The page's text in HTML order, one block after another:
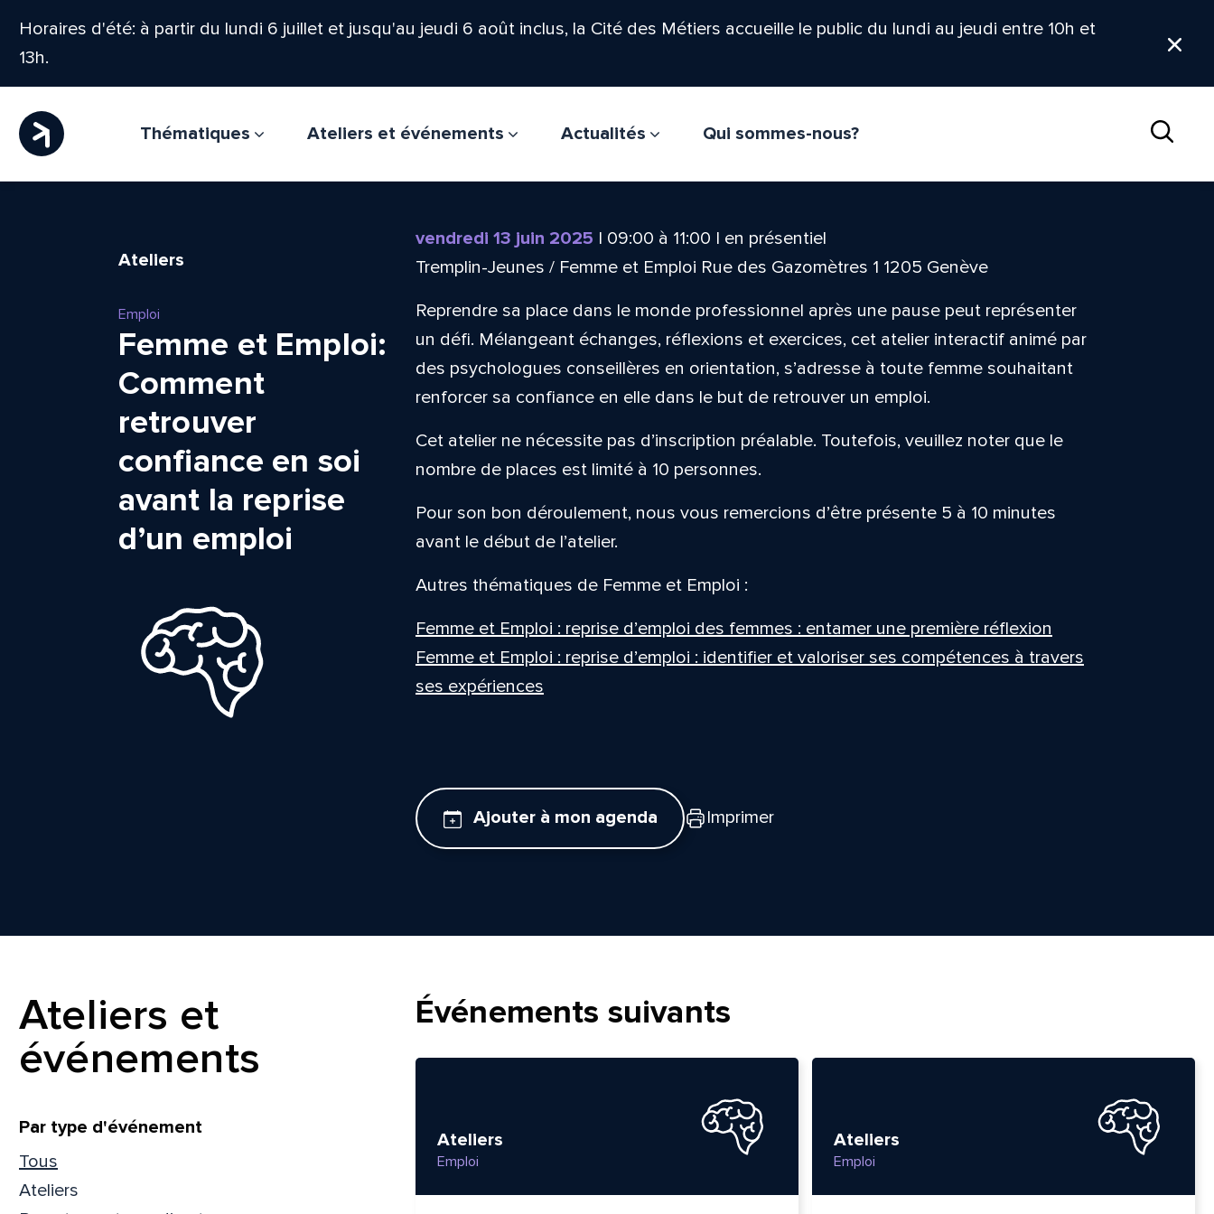
Horaires d'été: à partir du lundi 6 juillet et jusqu'au jeudi 6 août inclus, la Cité des Métiers accueille le public du lundi au jeudi entre 10h et
13h.
Thématiques Ateliers et événements Actualités
Qui sommes-nous?
Ateliers
Emploi
Femme et Emploi:
Comment
retrouver
confiance en soi
avant la reprise
d’un emploi
vendredi 13 juin 2025 | 09:00 à 11:00 | en présentiel
Tremplin-Jeunes / Femme et Emploi Rue des Gazomètres 1 1205 Genève
Reprendre sa place dans le monde professionnel après une pause peut représenter
un défi. Mélangeant échanges, réflexions et exercices, cet atelier interactif animé par
des psychologues conseillères en orientation, s’adresse à toute femme souhaitant
renforcer sa confiance en elle dans le but de retrouver un emploi.
Cet atelier ne nécessite pas d’inscription préalable. Toutefois, veuillez noter que le
nombre de places est limité à 10 personnes.
Pour son bon déroulement, nous vous remercions d’être présente 5 à 10 minutes
avant le début de l’atelier.
Autres thématiques de Femme et Emploi :
Femme et Emploi : reprise d’emploi des femmes : entamer une première réflexion
Femme et Emploi : reprise d’emploi : identifier et valoriser ses compétences à travers
ses expériences
Ajouter à mon agenda Imprimer
Ateliers et
événements
Filtrer
Par type d'événement
Tous
Ateliers
Événements suivants
Ateliers
Emploi
Ateliers
Emploi